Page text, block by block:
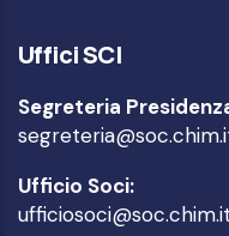
Uffici SCI
Segreteria
Ufficio Soci:
ufficiosoci@soc.chim.it